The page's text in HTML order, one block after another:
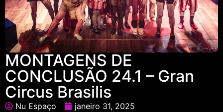
MONTAGENS DE
CONCLUSÃO 24.1 – Gran
Circus Brasilis
Nu Espaço janeiro 31, 2025